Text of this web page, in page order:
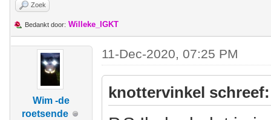
Zoek
Bedankt door: Willeke_IGKT
Wim -de
roetsende
11-Dec-2020, 07:25 PM
knottervinkel schreef: